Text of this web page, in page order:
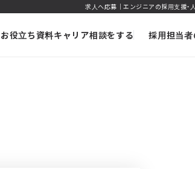
求人へ応募｜エンジニアの採用支援・
お役立ち資料キャリア相談をする 採用担当者